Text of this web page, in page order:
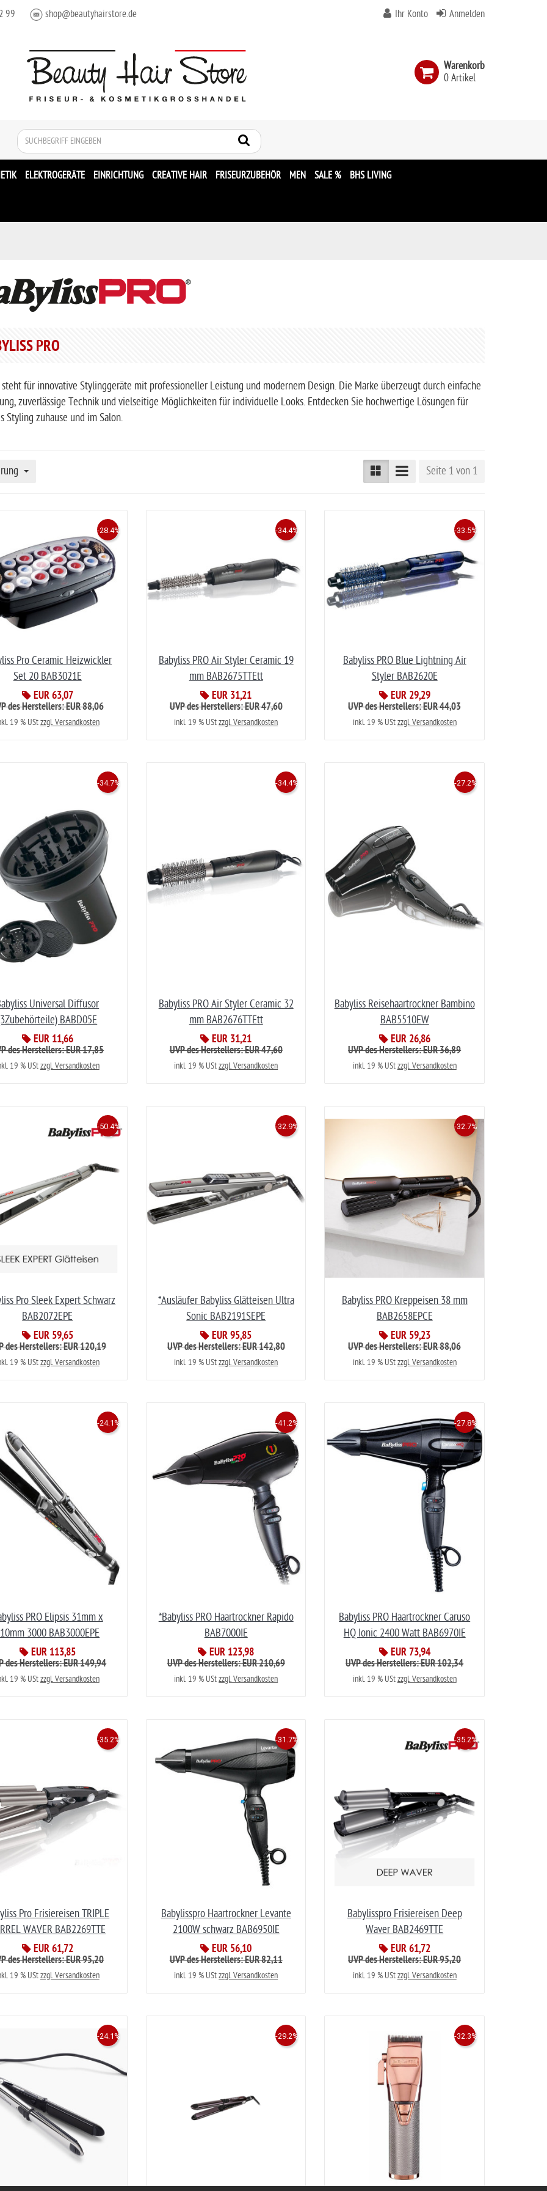
99 shop@beautyhairstore.de Ihr Konto Anmelden
Warenkorb
0 Artikel
Suchen
ELEKTROGERÄTE EINRICHTUNG CREATIVE HAIR FRISEURZUBEHÖR MEN SALE % BHS LIVING
PRO
steht für innovative Stylinggeräte mit professioneller Leistung und modernem Design. Die Marke überzeugt durch einfache
zuverlässige Technik und vielseitige Möglichkeiten für individuelle Looks. Entdecken Sie hochwertige Lösungen für
Styling zuhause und im Salon.
Seite 1 von 1
Pro Ceramic Heizwickler
Set 20 BAB3021E
EUR 63,07
-28.4%
des Herstellers: EUR 88,06
19 % UStzzgl. Versandkosten
Babyliss PRO Air Styler Ceramic 19
mm BAB2675TTEtt
EUR 31,21
-34.4%
UVP des Herstellers: EUR 47,60
inkl. 19 % UStzzgl. Versandkosten
Babyliss PRO Blue Lightning Air
Styler BAB2620E
EUR 29,29
-33.5%
UVP des Herstellers: EUR 44,03
inkl. 19 % UStzzgl. Versandkosten
Universal Diffusor
BABD05E
EUR 11,66
-34.7%
des Herstellers: EUR 17,85
19 % UStzzgl. Versandkosten
Babyliss PRO Air Styler Ceramic 32
mm BAB2676TTEtt
EUR 31,21
-34.4%
UVP des Herstellers: EUR 47,60
inkl. 19 % UStzzgl. Versandkosten
Babyliss Reisehaartrockner Bambino
BAB5510EW
EUR 26,86
-27.2%
UVP des Herstellers: EUR 36,89
inkl. 19 % UStzzgl. Versandkosten
Pro Sleek Expert Schwarz
BAB2072EPE
EUR 59,65
-50.4%
des Herstellers: EUR 120,19
19 % UStzzgl. Versandkosten
*Ausläufer Babyliss Glätteisen Ultra
Sonic BAB2191SEPE
EUR 95,85
-32.9%
UVP des Herstellers: EUR 142,80
inkl. 19 % UStzzgl. Versandkosten
Babyliss PRO Kreppeisen 38 mm
BAB2658EPCE
EUR 59,23
-32.7%
UVP des Herstellers: EUR 88,06
inkl. 19 % UStzzgl. Versandkosten
PRO Elipsis 31mm x
3000 BAB3000EPE
EUR 113,85
-24.1%
des Herstellers: EUR 149,94
19 % UStzzgl. Versandkosten
*Babyliss PRO Haartrockner Rapido
BAB7000IE
EUR 123,98
-41.2%
UVP des Herstellers: EUR 210,69
inkl. 19 % UStzzgl. Versandkosten
Babyliss PRO Haartrockner Caruso
HQ Ionic 2400 Watt BAB6970IE
EUR 73,94
-27.8%
UVP des Herstellers: EUR 102,34
inkl. 19 % UStzzgl. Versandkosten
Pro Frisiereisen TRIPLE
WAVER BAB2269TTE
EUR 61,72
-35.2%
des Herstellers: EUR 95,20
19 % UStzzgl. Versandkosten
Babylisspro Haartrockner Levante
2100W schwarz BAB6950IE
EUR 56,10
-31.7%
UVP des Herstellers: EUR 82,11
inkl. 19 % UStzzgl. Versandkosten
Babylisspro Frisiereisen Deep
Waver BAB2469TTE
EUR 61,72
-35.2%
UVP des Herstellers: EUR 95,20
inkl. 19 % UStzzgl. Versandkosten
-24.1% -29.2% -32.3%